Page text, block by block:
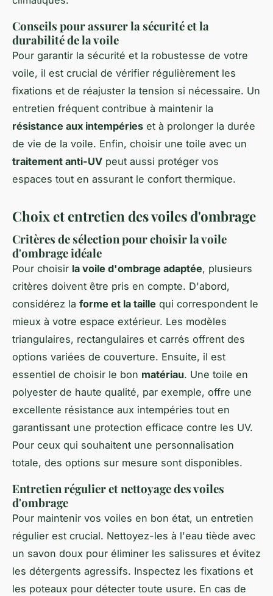
Conseils pour assurer la sécurité et la
durabilité de la voile
Pour garantir la sécurité et la robustesse de votre
voile, il est crucial de vérifier régulièrement les
fixations et de réajuster la tension si nécessaire. Un
entretien fréquent contribue à maintenir la
résistance aux intempéries et à prolonger la durée
de vie de la voile. Enfin, choisir une toile avec un
traitement anti-UV peut aussi protéger vos
espaces tout en assurant le confort thermique.
Choix et entretien des voiles d'ombrage
Critères de sélection pour choisir la voile
d'ombrage idéale
Pour choisir la voile d'ombrage adaptée, plusieurs
critères doivent être pris en compte. D'abord,
considérez la forme et la taille qui correspondent le
mieux à votre espace extérieur. Les modèles
triangulaires, rectangulaires et carrés offrent des
options variées de couverture. Ensuite, il est
essentiel de choisir le bon matériau. Une toile en
polyester de haute qualité, par exemple, offre une
excellente résistance aux intempéries tout en
garantissant une protection efficace contre les UV.
Pour ceux qui souhaitent une personnalisation
totale, des options sur mesure sont disponibles.
Entretien régulier et nettoyage des voiles
d'ombrage
Pour maintenir vos voiles en bon état, un entretien
régulier est crucial. Nettoyez-les à l'eau tiède avec
un savon doux pour éliminer les salissures et évitez
les détergents agressifs. Inspectez les fixations et
les poteaux pour détecter toute usure. En cas de